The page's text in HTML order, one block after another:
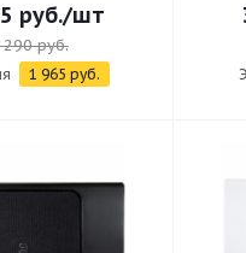
руб./шт
руб.
1 965 руб.